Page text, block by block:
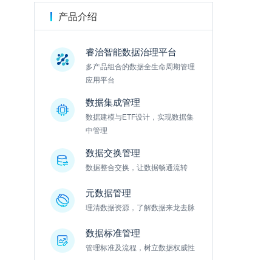
产品介绍
睿治智能数据治理平台
多产品组合的数据全生命周期管理
应用平台
数据集成管理
数据建模与ETF设计，实现数据集
中管理
数据交换管理
数据整合交换，让数据畅通流转
元数据管理
理清数据资源，了解数据来龙去脉
数据标准管理
管理标准及流程，树立数据权威性